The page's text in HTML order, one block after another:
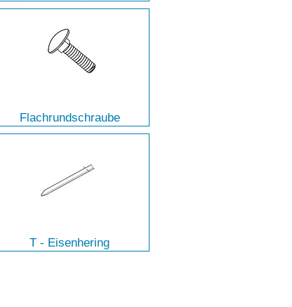
Flachrundschraube
T - Eisenhering